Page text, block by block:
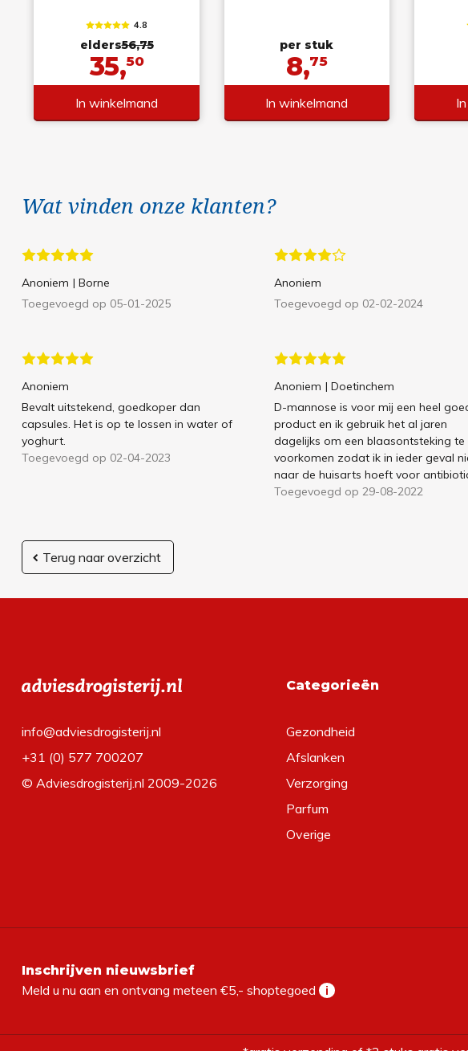
4.8
elders56,75
35,50
In winkelmand
per stuk
8,75
In winkelmand
Wat vinden onze klanten?
Anoniem | Borne
Toegevoegd op 05-01-2025
Anoniem
Toegevoegd op 02-02-2024
Anoniem
Bevalt uitstekend, goedkoper dan
capsules. Het is op te lossen in water of
yoghurt.
Toegevoegd op 02-04-2023
Anoniem | Doetinchem
D-mannose is voor mij een heel
product en ik gebruik het al jaren
dagelijks om een blaasontsteking te
voorkomen zodat ik in ieder geval
naar de huisarts hoeft voor
Toegevoegd op 29-08-2022
Terug naar overzicht
info@adviesdrogisterij.nl
+31 (0) 577 700207
© Adviesdrogisterij.nl 2009-2026
Categorieën
Gezondheid
Afslanken
Verzorging
Parfum
Overige
Inschrijven nieuwsbrief
Meld u nu aan en ontvang meteen €5,- shoptegoed i